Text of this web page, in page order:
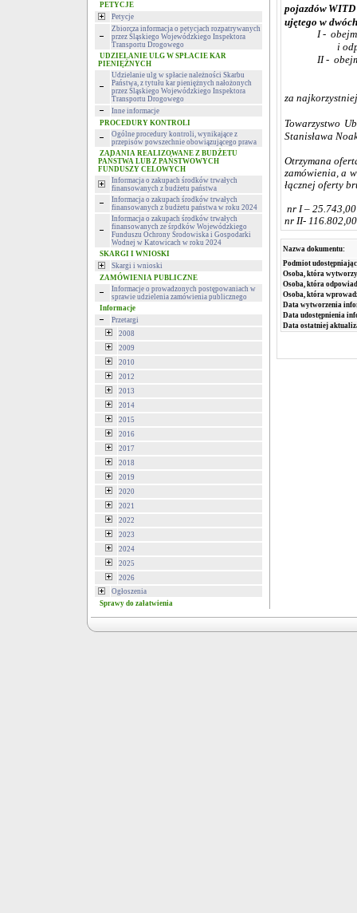
PETYCJE
Petycje
Zbiorcza informacja o petycjach rozpatrywanych
przez Śląskiego Wojewódzkiego Inspektora
Transportu Drogowego
UDZIELANIE ULG W SPŁACIE KAR
PIENIĘŻNYCH
Udzielanie ulg w spłacie należności Skarbu
Państwa, z tytułu kar pieniężnych nałożonych
przez Śląskiego Wojewódzkiego Inspektora
Transportu Drogowego
Inne informacje
PROCEDURY KONTROLI
Ogólne procedury kontroli, wynikające z
przepisów powszechnie obowiązującego prawa
ZADANIA REALIZOWANE Z BUDŻETU
PAŃSTWA LUB Z PAŃSTWOWYCH
FUNDUSZY CELOWYCH
Informacja o zakupach środków trwałych
finansowanych z budżetu państwa
Informacja o zakupach środków trwałych
finansowanych z budżetu państwa w roku 2024
Informacja o zakupach środków trwałych
finansowanych ze środków Wojewódzkiego
Funduszu Ochrony Środowiska i Gospodarki
Wodnej w Katowicach w roku 2024
SKARGI I WNIOSKI
Skargi i wnioski
ZAMÓWIENIA PUBLICZNE
Informacje o prowadzonych postępowaniach w
sprawie udzielenia zamówienia publicznego
Informacje
Przetargi
2008
2009
2010
2012
2013
2014
2015
2016
2017
2018
2019
2020
2021
2022
2023
2024
2025
2026
Ogłoszenia
Sprawy do załatwienia
pojazdów
ujętego w
I -
i
II -
za
Towarzystwo
Stanisława
Otrzymana
zamówienia, a
łącznej oferty
nr I – 25.743,00
nr II- 116.802,00
Nazwa dokumentu:
Podmiot
Osoba, która
Osoba, która
Osoba, która
Data wytworzenia
Data udostępnienia
Data ostatniej